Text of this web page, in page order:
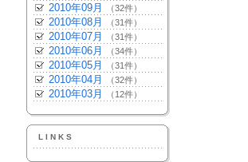
2010年09月 （32件）
2010年08月 （31件）
2010年07月 （31件）
2010年06月 （34件）
2010年05月 （31件）
2010年04月 （32件）
2010年03月 （12件）
LINKS